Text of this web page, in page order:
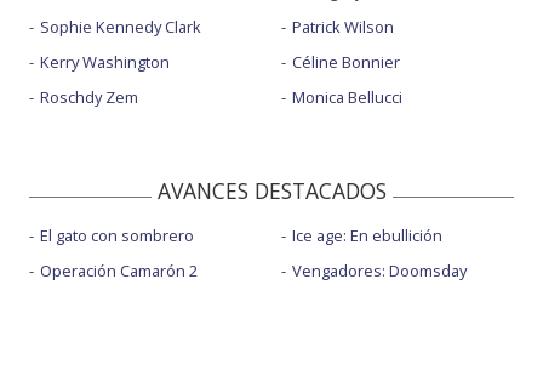
Sophie Kennedy Clark
Kerry Washington
Roschdy Zem
Patrick Wilson
Céline Bonnier
Monica Bellucci
AVANCES DESTACADOS
El gato con sombrero
Operación Camarón 2
Ice age: En ebullición
Vengadores: Doomsday